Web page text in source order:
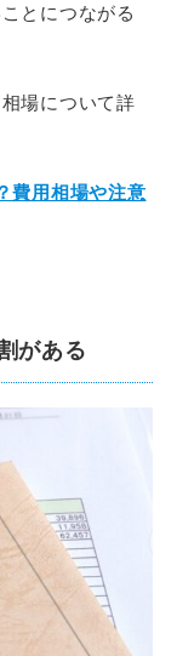
とにつながる
場について詳
費用相場や注意
がある